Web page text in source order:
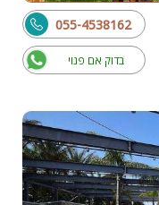
בדוק אם פנוי
055-4538162